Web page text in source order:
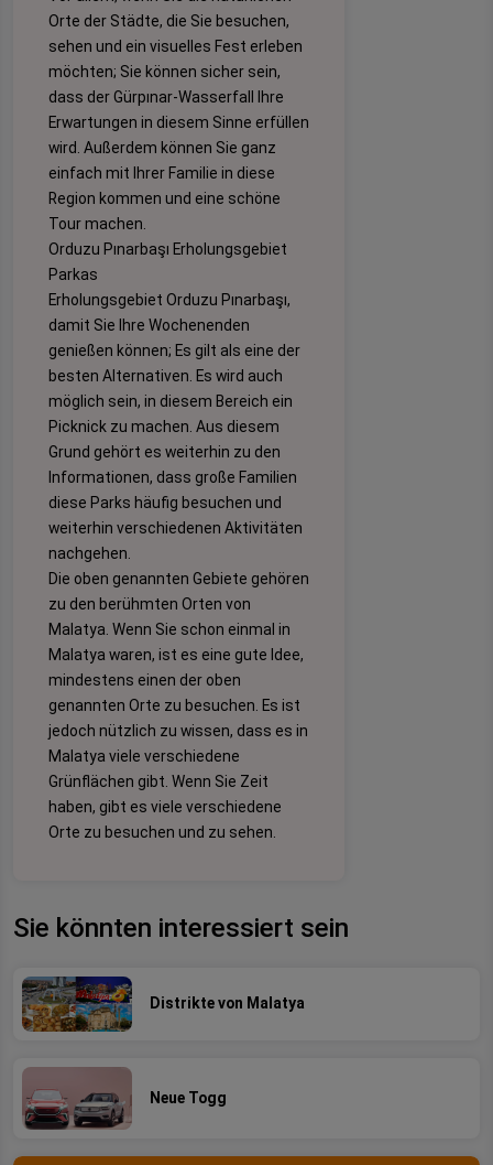
Orte der Städte, die Sie besuchen,
sehen und ein visuelles Fest erleben
möchten; Sie können sicher sein,
dass der Gürpınar-Wasserfall Ihre
Erwartungen in diesem Sinne erfüllen
wird. Außerdem können Sie ganz
einfach mit Ihrer Familie in diese
Region kommen und eine schöne
Tour machen.
Orduzu Pınarbaşı Erholungsgebiet
Parkas
Erholungsgebiet Orduzu Pınarbaşı,
damit Sie Ihre Wochenenden
genießen können; Es gilt als eine der
besten Alternativen. Es wird auch
möglich sein, in diesem Bereich ein
Picknick zu machen. Aus diesem
Grund gehört es weiterhin zu den
Informationen, dass große Familien
diese Parks häufig besuchen und
weiterhin verschiedenen Aktivitäten
nachgehen.
Die oben genannten Gebiete gehören
zu den berühmten Orten von
Malatya. Wenn Sie schon einmal in
Malatya waren, ist es eine gute Idee,
mindestens einen der oben
genannten Orte zu besuchen. Es ist
jedoch nützlich zu wissen, dass es in
Malatya viele verschiedene
Grünflächen gibt. Wenn Sie Zeit
haben, gibt es viele verschiedene
Orte zu besuchen und zu sehen.
Sie könnten interessiert sein
Distrikte von Malatya
Neue Togg